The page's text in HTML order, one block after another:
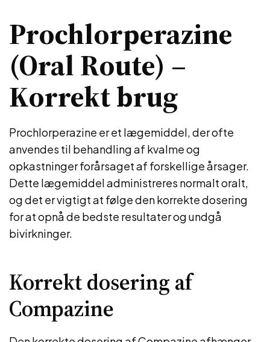
Prochlorperazine
(Oral Route) –
Korrekt brug
Prochlorperazine er et lægemiddel, der ofte
anvendes til behandling af kvalme og
opkastninger forårsaget af forskellige årsager.
Dette lægemiddel administreres normalt oralt,
og det er vigtigt at følge den korrekte dosering
for at opnå de bedste resultater og undgå
bivirkninger.
Korrekt dosering af
Compazine